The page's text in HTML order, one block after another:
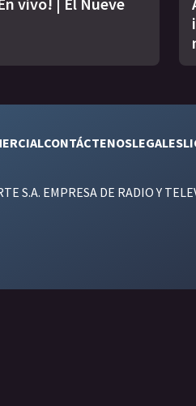
CONTÁCTENOSLEGALES
S.A. EMPRESA DE RADIO Y